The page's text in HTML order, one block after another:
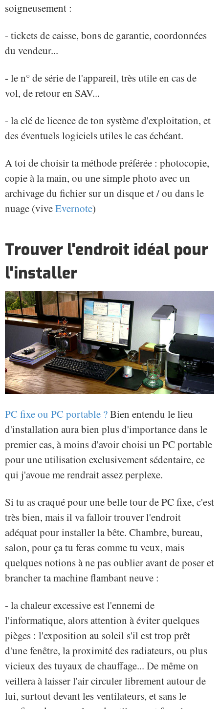
soigneusement :
- tickets de caisse, bons de garantie, coordonnées
du vendeur...
- le n° de série de l'appareil, très utile en cas de
vol, de retour en SAV...
- la clé de licence de ton système d'exploitation, et
des éventuels logiciels utiles le cas échéant.
A toi de choisir ta méthode préférée : photocopie,
copie à la main, ou une simple photo avec un
archivage du fichier sur un disque et / ou dans le
nuage (viveEvernote)
Trouver l'endroit idéal pour
l'installer
PC fixe ou PC portable ?Bien entendu le lieu
d'installation aura bien plus d'importance dans le
premier cas, à moins d'avoir choisi un PC portable
pour une utilisation exclusivement sédentaire, ce
qui j'avoue me rendrait assez perplexe.
Si tu as craqué pour une belle tour de PC fixe, c'est
très bien, mais il va falloir trouver l'endroit
adéquat pour installer la bête. Chambre, bureau,
salon, pour ça tu feras comme tu veux, mais
quelques notions à ne pas oublier avant de poser et
brancher ta machine flambant neuve :
- la chaleur excessive est l'ennemi de
l'informatique, alors attention à éviter quelques
pièges : l'exposition au soleil s'il est trop prêt
d'une fenêtre, la proximité des radiateurs, ou plus
vicieux des tuyaux de chauffage... De même on
veillera à laisser l'air circuler librement autour de
lui, surtout devant les ventilateurs, et sans le